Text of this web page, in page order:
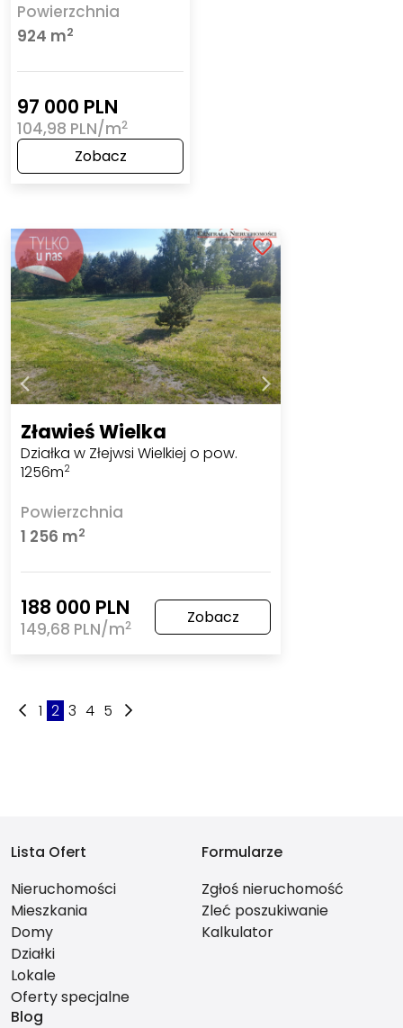
Powierzchnia
924 m2
97 000 PLN
104,98 PLN/m2
Zobacz
Zławieś Wielka
Działka w Złejwsi Wielkiej o pow.
1256m2
Powierzchnia
1 256 m2
188 000 PLN
149,68 PLN/m2 Zobacz
1 2 3 4 5
Lista Ofert
Nieruchomości
Mieszkania
Domy
Działki
Lokale
Oferty specjalne
Formularze
Zgłoś nieruchomość
Zleć poszukiwanie
Kalkulator
Blog